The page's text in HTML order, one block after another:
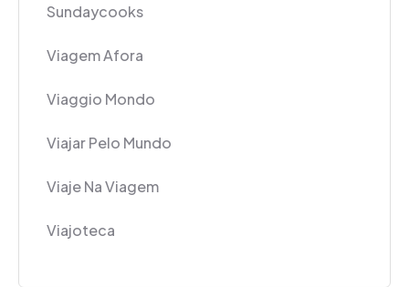
Sundaycooks
Viagem Afora
Viaggio Mondo
Viajar Pelo Mundo
Viaje Na Viagem
Viajoteca